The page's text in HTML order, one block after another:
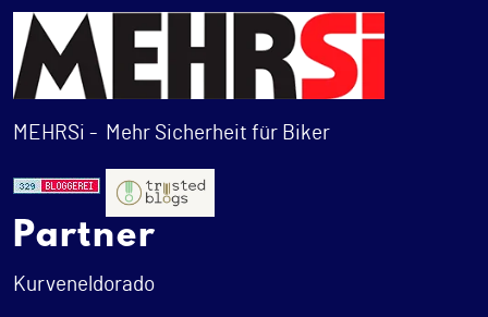
MEHRSi - Mehr Sicherheit für Biker
Partner
Kurveneldorado